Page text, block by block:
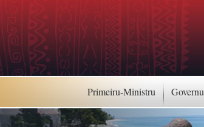
Primeiru-Ministru Governu